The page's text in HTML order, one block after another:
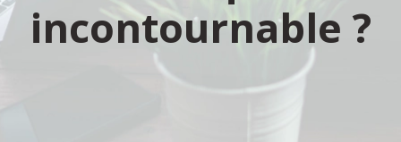
incontournable ?